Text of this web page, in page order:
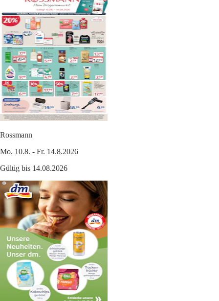
Rossmann
Mo. 10.8. - Fr. 14.8.2026
Gültig bis 14.08.2026